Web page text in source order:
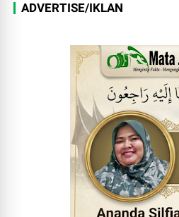
ADVERTISE/IKLAN